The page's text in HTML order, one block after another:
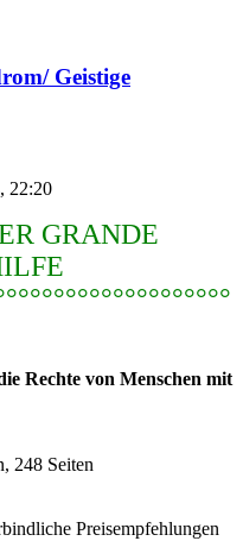
Geistige
22:20
GRANDE
Rechte von Menschen mit
248 Seiten
Preisempfehlungen